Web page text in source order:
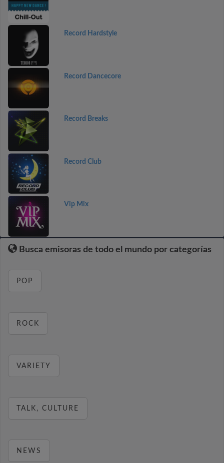
Record Hardstyle
Record Dancecore
Record Breaks
Record Club
Vip Mix
Busca emisoras de todo el mundo por categorías
POP
ROCK
VARIETY
TALK, CULTURE
NEWS